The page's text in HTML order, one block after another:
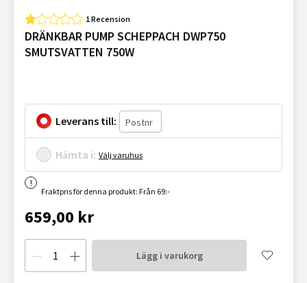
1 Recension
DRÄNKBAR PUMP SCHEPPACH DWP750
SMUTSVATTEN 750W
Leverans till:
Hämta i: Välj varuhus
Fraktpris för denna produkt: Från 69:-
659,00 kr
Lägg i varukorg